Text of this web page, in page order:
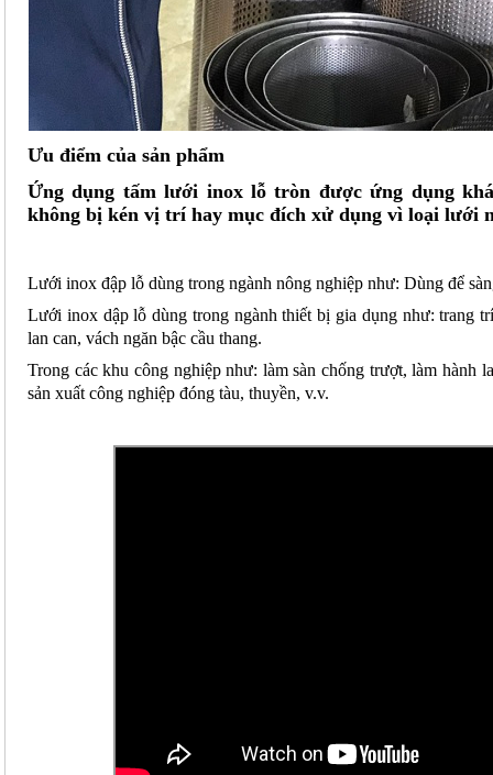
Ưu điểm của sản phẩm
Ứng dụng tấm lưới inox lỗ tròn được ứng dụng
không bị kén vị trí hay mục đích xử dụng vì loại lưới
Lưới inox đập lỗ dùng trong ngành nông nghiệp như: Dùng để
Lưới inox dập lỗ dùng trong ngành thiết bị gia dụng như: trang
lan can, vách ngăn bậc cầu thang.
Trong các khu công nghiệp như: làm sàn chống trượt, làm hành
sản xuất công nghiệp đóng tàu, thuyền, v.v.